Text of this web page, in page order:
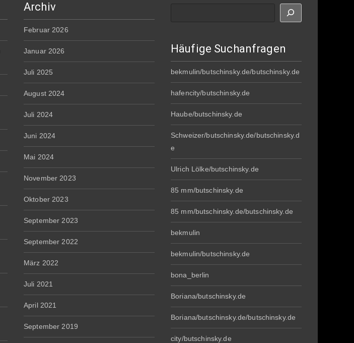
Archiv
Februar 2026
Januar 2026
Juli 2025
August 2024
Juli 2024
Juni 2024
Mai 2024
November 2023
Oktober 2023
September 2023
September 2022
März 2022
Juli 2021
April 2021
September 2019
Häufige Suchanfragen
bekmulin/butschinsky.de/butschinsky.de
hafencity/butschinsky.de
Haube/butschinsky.de
Schweizer/butschinsky.de/butschinsky.d
e
Ulrich Lölke/butschinsky.de
85 mm/butschinsky.de
85 mm/butschinsky.de/butschinsky.de
bekmulin
bekmulin/butschinsky.de
bona_berlin
Boriana/butschinsky.de
Boriana/butschinsky.de/butschinsky.de
city/butschinsky.de